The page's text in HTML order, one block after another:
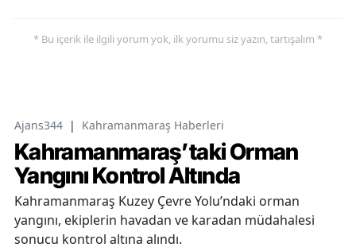
* Bu içerik ile ilgili yorum yok, ilk yorumu siz yazın, tartışalım *
Ajans344 | Kahramanmaraş Haberleri
Kahramanmaraş’taki Orman
Yangını Kontrol Altında
Kahramanmaraş Kuzey Çevre Yolu’ndaki orman
yangını, ekiplerin havadan ve karadan müdahalesi
sonucu kontrol altına alındı.